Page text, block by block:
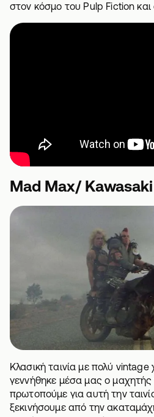
στον κόσμο του Pulp Fiction και
Mad Max/
Κλασική ταινία με πολύ vintage
γεννήθηκε μέσα μας ο μαχητής
πρωτοπούμε για αυτή την
ξεκινήσουμε από την